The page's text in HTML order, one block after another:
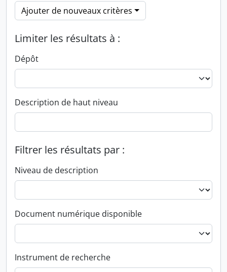
Ajouter de nouveaux critères
Limiter les résultats à :
Dépôt
Description de haut niveau
Filtrer les résultats par :
Niveau de description
Document numérique disponible
Instrument de recherche